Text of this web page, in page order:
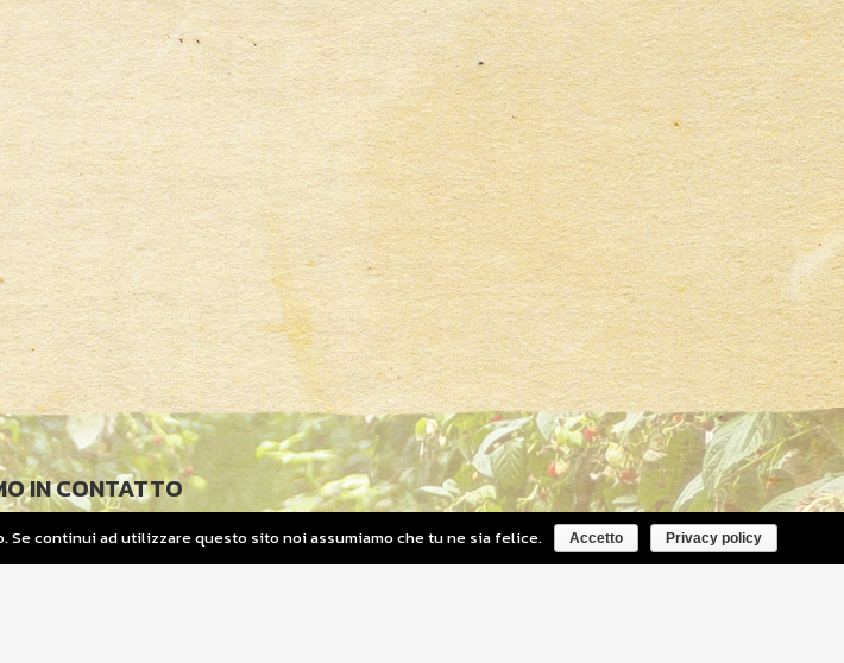
IN CONTATTO
P.IVA 01952710661
continui ad utilizzare questo sito noi assumiamo che tu ne sia felice. Accetto Privacy policy